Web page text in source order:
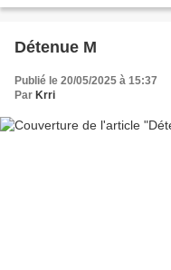
Détenue M
Publié le 20/05/2025 à 15:37
Par Krri